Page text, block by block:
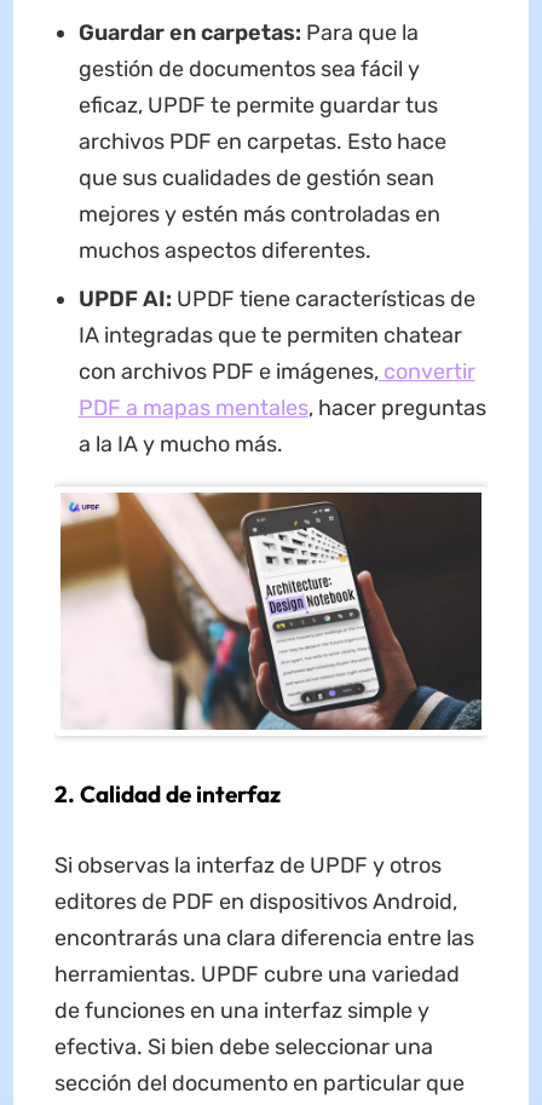
Guardar en carpetas: Para que la
gestión de documentos sea fácil y
eficaz, UPDF te permite guardar tus
archivos PDF en carpetas. Esto hace
que sus cualidades de gestión sean
mejores y estén más controladas en
muchos aspectos diferentes.
UPDF AI: UPDF tiene características de
IA integradas que te permiten chatear
con archivos PDF e imágenes,convertir
PDF a mapas mentales, hacer preguntas
a la IA y mucho más.
2. Calidad de interfaz
Si observas la interfaz de UPDF y otros
editores de PDF en dispositivos Android,
encontrarás una clara diferencia entre las
herramientas. UPDF cubre una variedad
de funciones en una interfaz simple y
efectiva. Si bien debe seleccionar una
sección del documento en particular que